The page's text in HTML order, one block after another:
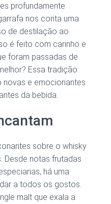
profundamente
nos conta uma
de destilação ao
é feito com carinho e
foram passadas de
Essa tradição
novas e emocionantes
da bebida.
sobre o whisky
Desde notas frutadas
há uma
a todos os gostos.
malt que exala a